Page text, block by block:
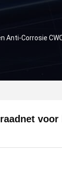
Corrosie CWC